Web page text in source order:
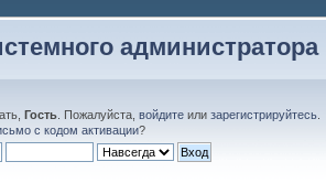
администратора
Гость . Пожалуйста, войдите или зарегистрируйтесь
с кодом активации?